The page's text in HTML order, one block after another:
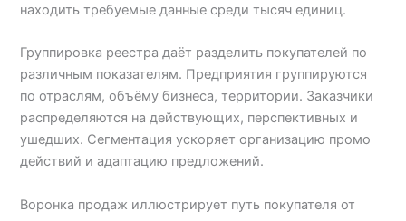
находить требуемые данные среди тысяч единиц.
Группировка реестра даёт разделить покупателей по
различным показателям. Предприятия группируются
по отраслям, объёму бизнеса, территории. Заказчики
распределяются на действующих, перспективных и
ушедших. Сегментация ускоряет организацию промо
действий и адаптацию предложений.
Воронка продаж иллюстрирует путь покупателя от